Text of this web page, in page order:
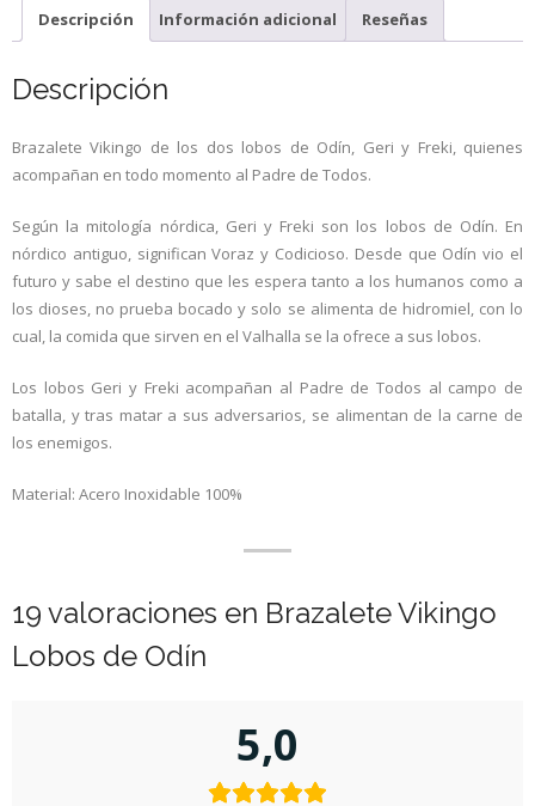
Descripción Información adicional Reseñas
Descripción
Brazalete Vikingo de los dos lobos de Odín, Geri y Freki, quienes
acompañan en todo momento al Padre de Todos.
Según la mitología nórdica, Geri y Freki son los lobos de Odín. En
nórdico antiguo, significan Voraz y Codicioso. Desde que Odín vio el
futuro y sabe el destino que les espera tanto a los humanos como a
los dioses, no prueba bocado y solo se alimenta de hidromiel, con lo
cual, la comida que sirven en el Valhalla se la ofrece a sus lobos.
Los lobos Geri y Freki acompañan al Padre de Todos al campo de
batalla, y tras matar a sus adversarios, se alimentan de la carne de
los enemigos.
Material: Acero Inoxidable 100%
19 valoraciones en Brazalete Vikingo
Lobos de Odín
5,0